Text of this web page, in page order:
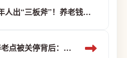
云南帮扶老年人出“三板斧”！养老钱袋子要鼓，日子要舒坦！
数十家“小饭桌”养老点被关停背后：一个县城老人们的养老“疙瘩”